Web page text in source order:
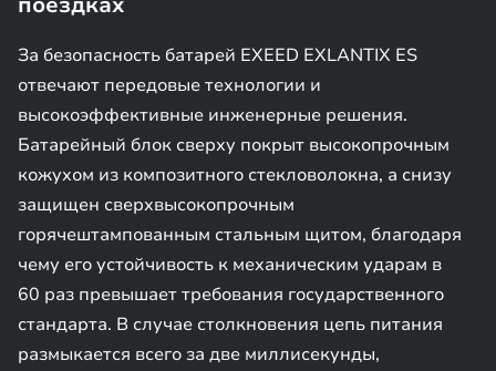
За безопасность батарей EXEED EXLANTIX ES
отвечают передовые технологии и
высокоэффективные инженерные решения.
Батарейный блок сверху покрыт высокопрочным
кожухом из композитного стекловолокна, а снизу
защищен сверхвысокопрочным
горячештампованным стальным щитом, благодаря
чему его устойчивость к механическим ударам в
60 раз превышает требования государственного
стандарта. В случае столкновения цепь питания
размыкается всего за две миллисекунды,